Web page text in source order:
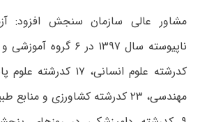
مشاور عالی سازمان سنجش افزود: